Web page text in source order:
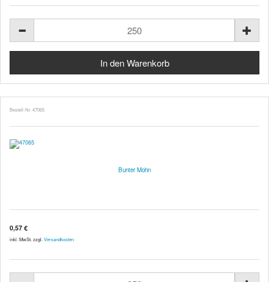
Bestell-Nr. 47065
Bunter Mohn
0,57 €
inkl. MwSt. zzgl. Versandkosten